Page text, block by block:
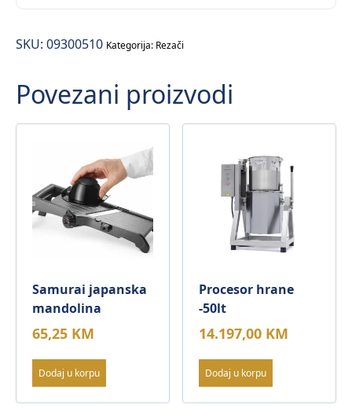
paradajz
SKU: 09300510 Kategorija: Rezači
Povezani proizvodi
Samurai japanska
mandolina
65,25 KM
Dodaj u korpu
Procesor hrane
-50lt
14.197,00 KM
Dodaj u korpu